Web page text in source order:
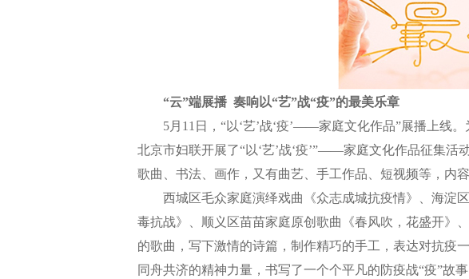
“云”端展播 奏响以“艺”战“疫”的最美乐章
5月11日，“以‘艺’战‘疫’——家庭文化作品”展播上线。
北京市妇联开展了“以‘艺’战‘疫’”——家庭文化作品征集活
歌曲、书法、画作，又有曲艺、手工作品、短视频等，内
西城区毛众家庭演绎戏曲《众志成城抗疫情》、海淀区
毒抗战》、顺义区苗苗家庭原创歌曲《春风吹，花盛开
的歌曲，写下激情的诗篇，制作精巧的手工，表达对抗疫
同舟共济的精神力量，书写了一个个平凡的防疫战“疫”故